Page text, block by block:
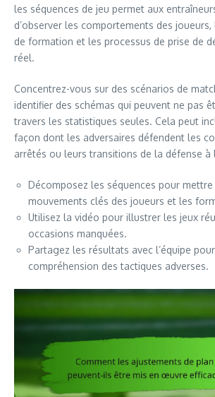
les séquences de jeu permet aux
d’observer les comportements des
de formation et les processus de prise de
réel.
Concentrez-vous sur des scénarios de
identifier des schémas qui peuvent ne pas
travers les statistiques seules. Cela peut
façon dont les adversaires défendent les
arrêtés ou leurs transitions de la défense à
Décomposez les séquences pour
mouvements clés des joueurs et les
Utilisez la vidéo pour illustrer les jeux
occasions manquées.
Partagez les résultats avec l’équipe
compréhension des tactiques adverses.